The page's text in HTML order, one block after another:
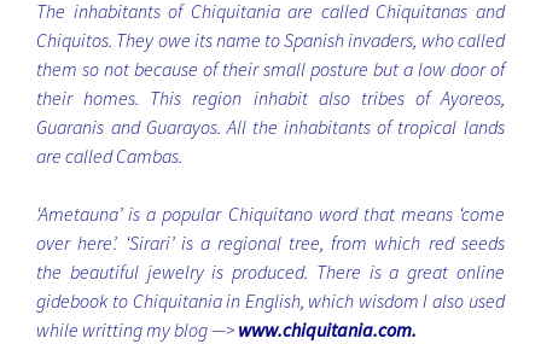
The inhabitants of Chiquitania are called Chiquitanas and
Chiquitos. They owe its name to Spanish invaders, who called
them so not because of their small posture but a low door of
their homes. This region inhabit also tribes of Ayoreos,
Guaranis and Guarayos. All the inhabitants of tropical lands
are called Cambas.
‘Ametauna’ is a popular Chiquitano word that means ‘come
over here’. ‘Sirari’ is a regional tree, from which red seeds
the beautiful jewelry is produced. There is a great online
gidebook to Chiquitania in English, which wisdom I also used
while writting my blog —> www.chiquitania.com.